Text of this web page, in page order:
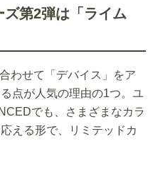
ズ第2弾は「ライム
わせて「デバイス」をア
点が人気の理由の1つ。ユ
でも、さまざまなカラ
える形で、リミテッドカ